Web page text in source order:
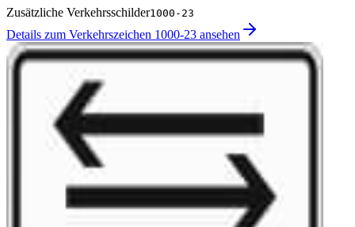
Zusätzliche Verkehrsschilder1000-23
Details zum Verkehrszeichen 1000-23 ansehen